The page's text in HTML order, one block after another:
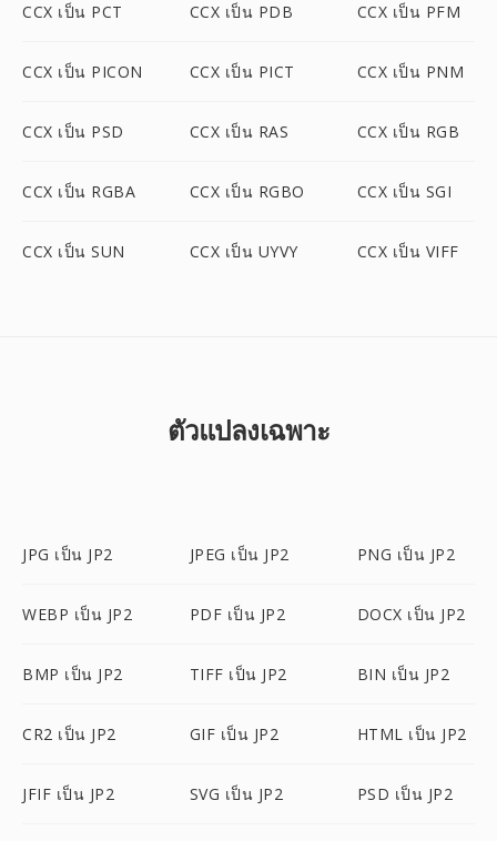
CCX เป็น PCT CCX เป็น PDB CCX เป็น PFM
CCX เป็น PICON CCX เป็น PICT CCX เป็น PNM
CCX เป็น PSD CCX เป็น RAS CCX เป็น RGB
CCX เป็น RGBA CCX เป็น RGBO CCX เป็น SGI
CCX เป็น SUN CCX เป็น UYVY CCX เป็น VIFF
ตัวแปลงเฉพาะ
JPG เป็น JP2 JPEG เป็น JP2 PNG เป็น JP2
WEBP เป็น JP2 PDF เป็น JP2 DOCX เป็น JP2
BMP เป็น JP2 TIFF เป็น JP2 BIN เป็น JP2
CR2 เป็น JP2 GIF เป็น JP2 HTML เป็น JP2
JFIF เป็น JP2 SVG เป็น JP2 PSD เป็น JP2